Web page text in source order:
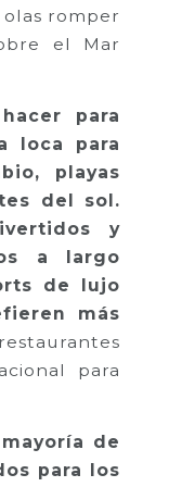
romper
el Mar
para
loca para
playas
del sol.
y
a largo
de lujo
más
para
de
para los